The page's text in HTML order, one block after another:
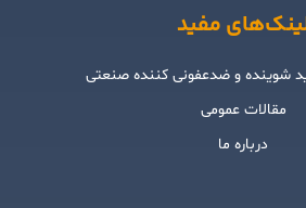
مفید
شوینده و ضدعفونی کننده صنعتی
مقالات عمومی
درباره ما